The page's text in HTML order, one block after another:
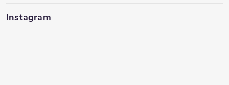
Instagram